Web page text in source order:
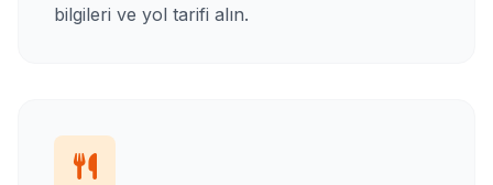
bilgileri ve yol tarifi alın.